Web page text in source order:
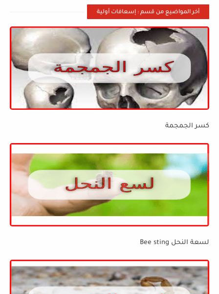
أخر المواضيع من قسم : إسعافات أولية
كسر الجمجمة
لسعة النحل Bee sting